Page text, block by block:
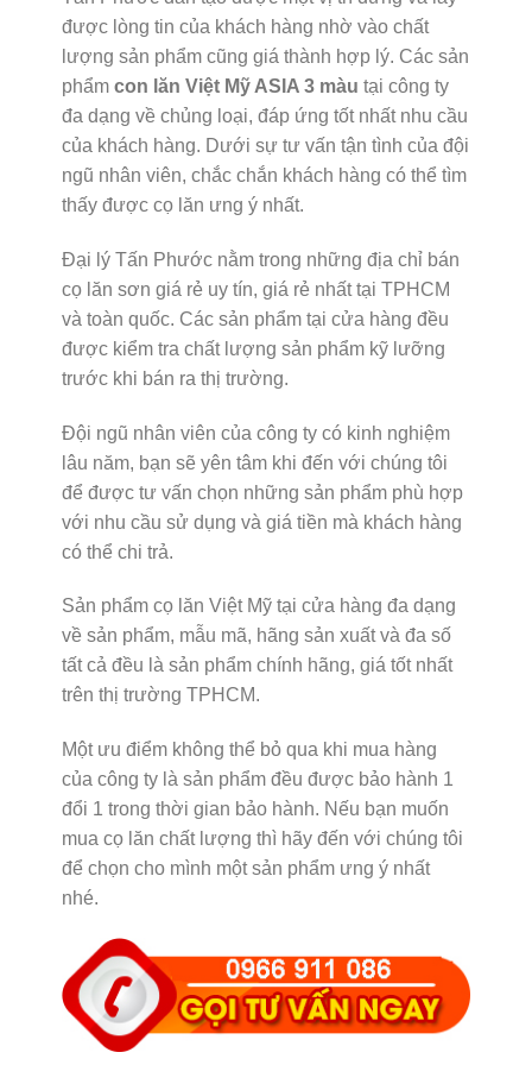
được lòng tin của khách hàng nhờ vào chất
lượng sản phẩm cũng giá thành hợp lý. Các sản
phẩm con lăn Việt Mỹ ASIA 3 màu tại công ty
đa dạng về chủng loại, đáp ứng tốt nhất nhu cầu
của khách hàng. Dưới sự tư vấn tận tình của đội
ngũ nhân viên, chắc chắn khách hàng có thể tìm
thấy được cọ lăn ưng ý nhất.
Đại lý Tấn Phước nằm trong những địa chỉ bán
cọ lăn sơn giá rẻ uy tín, giá rẻ nhất tại TPHCM
và toàn quốc. Các sản phẩm tại cửa hàng đều
được kiểm tra chất lượng sản phẩm kỹ lưỡng
trước khi bán ra thị trường.
Đội ngũ nhân viên của công ty có kinh nghiệm
lâu năm, bạn sẽ yên tâm khi đến với chúng tôi
để được tư vấn chọn những sản phẩm phù hợp
với nhu cầu sử dụng và giá tiền mà khách hàng
có thể chi trả.
Sản phẩm cọ lăn Việt Mỹ tại cửa hàng đa dạng
về sản phẩm, mẫu mã, hãng sản xuất và đa số
tất cả đều là sản phẩm chính hãng, giá tốt nhất
trên thị trường TPHCM.
Một ưu điểm không thể bỏ qua khi mua hàng
của công ty là sản phẩm đều được bảo hành 1
đổi 1 trong thời gian bảo hành. Nếu bạn muốn
mua cọ lăn chất lượng thì hãy đến với chúng tôi
để chọn cho mình một sản phẩm ưng ý nhất
nhé.